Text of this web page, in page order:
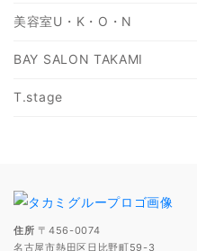
美容室U・K・O・N
BAY SALON TAKAMI
T.stage
住所 〒456-0074
名古屋市熱田区日比野町59-3